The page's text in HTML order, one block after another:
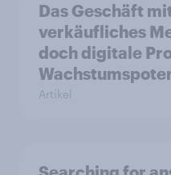
Das Geschäft
verkäufliches
doch digitale
Artikel